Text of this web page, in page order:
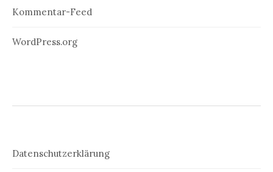
Kommentar-Feed
WordPress.org
Datenschutzerklärung